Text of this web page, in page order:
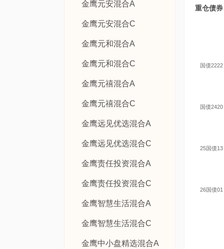
金鹰元安混合A
金鹰元安混合C
金鹰元和混合A
金鹰元和混合C
金鹰元禧混合A
金鹰元禧混合C
金鹰远见优选混合A
金鹰远见优选混合C
金鹰责任投资混合A
金鹰责任投资混合C
金鹰智慧生活混合A
金鹰智慧生活混合C
金鹰中小盘精选混合A
重仓债券
国债2222
国债2420
25国债13
26国债01